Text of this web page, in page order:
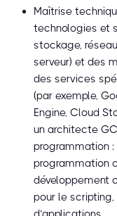
Maîtrise
technologies et
stockage,
serveur) et des
des services
(par exemple,
Engine, Cloud
un architecte
programmation :
programmation
développement
pour le